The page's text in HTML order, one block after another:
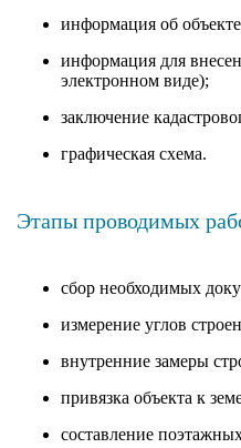
информация об
информация для
электронном виде);
заключение
графическая схема.
Этапы проводимых
сбор необходимых
измерение углов
внутренние замеры
привязка объекта к
составление